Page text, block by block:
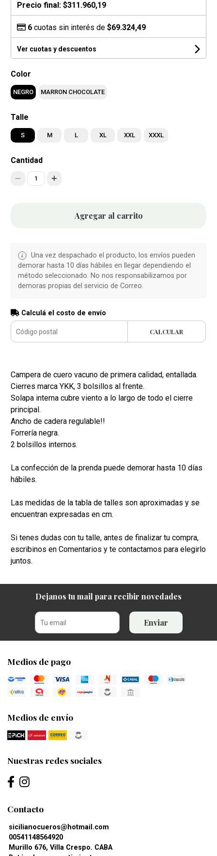
Precio final:$311.960,19
6 cuotas sin interés de$69.324,49
Ver cuotas y descuentos
Color
NEGRO MARRON CHOCOLATE
Talle
S M L XL XXL XXXL
Cantidad
1
Agregar al carrito
Una vez despachado el producto, los envíos pueden
demorar hasta 10 días hábiles en llegar dependiendo el
método seleccionado. No nos responsabilizamos por
demoras propias del servicio de Correo.
Calculá el costo de envío
CALCULAR
Campera de cuero vacuno de primera calidad, entallada.
Cierres marca YKK, 3 bolsillos al frente.
Solapa interna cubre viento a lo largo de todo el cierre
principal.
Ancho de cadera regulable!!
Forrería negra.
2 bolsillos internos.
La confección de la prenda puede demorar hasta 10 días
hábiles.
Las medidas de la tabla de talles son aproximadas y se
encuentran expresadas en cm.
Si tenes dudas con tu talle, antes de finalizar tu compra,
escribinos en Comentarios y te contactamos para elegirlo
juntos.
Dejanos tu mail para recibir novedades
Enviar
Medios de pago
Medios de envío
Nuestras redes sociales
Contacto
sicilianocueros@hotmail.com
00541148564920
Murillo 676, Villa Crespo. CABA